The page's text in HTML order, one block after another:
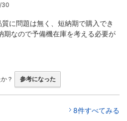
30
に問題は無く、短納期で購入でき
期なので予備機在庫を考える必要が
？ 参考になった
8件すべてみる